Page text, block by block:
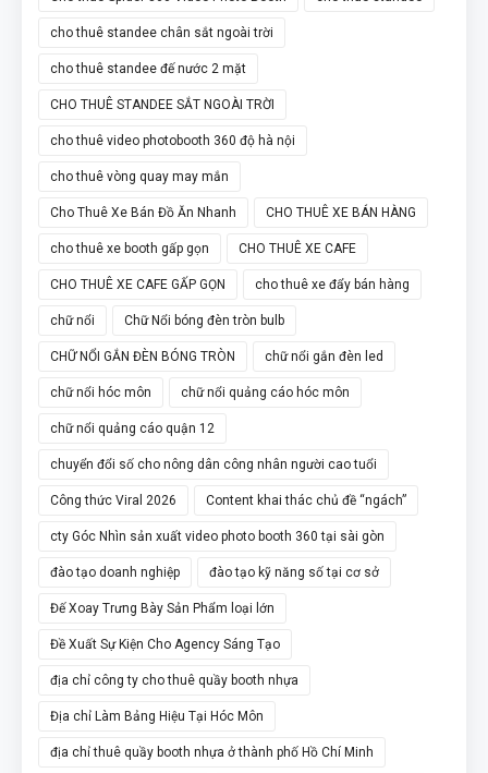
cho thuê standee chân sắt ngoài trời
cho thuê standee đế nước 2 mặt
CHO THUÊ STANDEE SẮT NGOÀI TRỜI
cho thuê video photobooth 360 độ hà nội
cho thuê vòng quay may mắn
Cho Thuê Xe Bán Đồ Ăn Nhanh CHO THUÊ XE BÁN HÀNG
cho thuê xe booth gấp gọn CHO THUÊ XE CAFE
CHO THUÊ XE CAFE GẤP GỌN cho thuê xe đẩy bán hàng
chữ nổi Chữ Nổi bóng đèn tròn bulb
CHỮ NỔI GẮN ĐÈN BÓNG TRÒN chữ nổi gắn đèn led
chữ nổi hóc môn chữ nổi quảng cáo hóc môn
chữ nổi quảng cáo quận 12
chuyển đổi số cho nông dân công nhân người cao tuổi
Công thức Viral 2026 Content khai thác chủ đề “ngách”
cty Góc Nhìn sản xuất video photo booth 360 tại sài gòn
đào tạo doanh nghiệp đào tạo kỹ năng số tại cơ sở
Đế Xoay Trưng Bày Sản Phẩm loại lớn
Đề Xuất Sự Kiện Cho Agency Sáng Tạo
địa chỉ công ty cho thuê quầy booth nhựa
Địa chỉ Làm Bảng Hiệu Tại Hóc Môn
địa chỉ thuê quầy booth nhựa ở thành phố Hồ Chí Minh